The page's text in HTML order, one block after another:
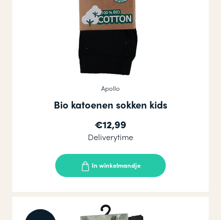
Apollo
Bio katoenen sokken kids
€12,99
Deliverytime
In winkelmandje